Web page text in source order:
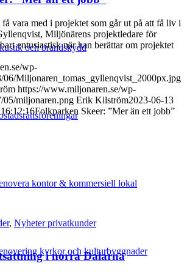
och brandskydd
kontor & kommersiell lokal
kyrkor och kulturbyggnader
vara med i projektet som går ut på att få liv i
Miljönärens projektledare för
entusiastisk när han berättar om projektet
wp-
06/Miljonaren_tomas_gyllenqvist_2000px.jpg
https://www.miljonaren.se/wp-
05/miljonaren.png Erik Kilström2023-06-13
Folkparken Skeer: ”Mer än ett jobb”
, Nyheter privatkunder
i norra Dalarna